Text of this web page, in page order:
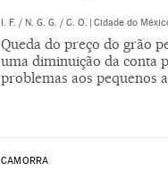
I. F. / N. G. G. / C. O. Cidade do
Queda do preço do grão
uma diminuição da conta
problemas aos pequenos
CAMORRA